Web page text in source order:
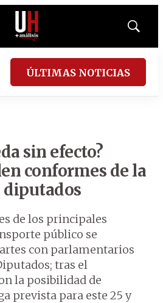
Mostrar
ÚLTIMAS NOTICIAS
sin efecto?
conformes de la
de los principales
público se
con parlamentarios
tras el
la posibilidad de
prevista para este 25 y